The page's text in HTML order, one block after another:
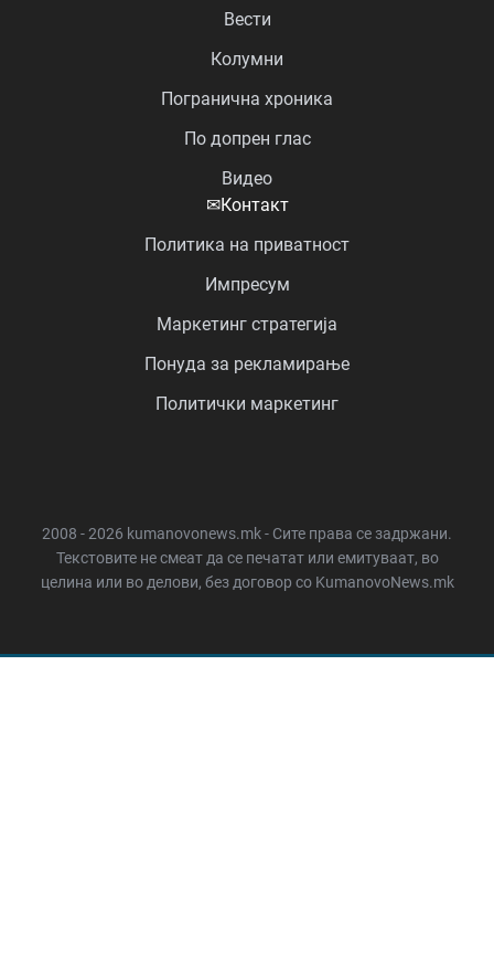
Вести
Колумни
Погранична хроника
По допрен глас
Видео
✉Контакт
Политика на приватност
Импресум
Маркетинг стратегија
Понуда за рекламирање
Политички маркетинг
2008 - 2026 kumanovonews.mk - Сите права се задржани.
Текстовите не смеат да се печатат или емитуваат, во
целина или во делови, без договор со KumanovoNews.mk